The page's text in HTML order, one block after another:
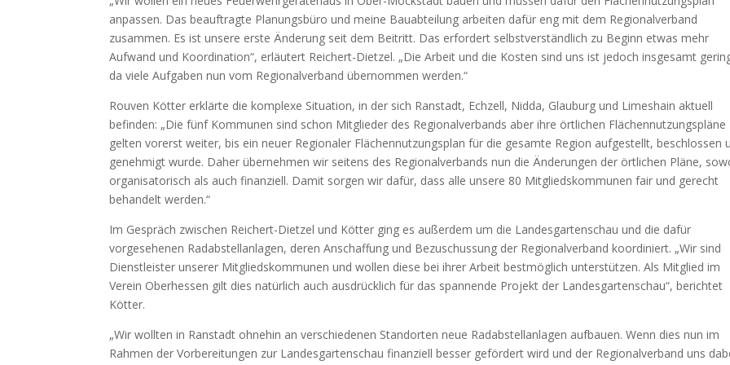
anpassen. Das beauftragte Planungsbüro und meine Bauabteilung arbeiten dafür eng mit dem Regionalverband
zusammen. Es ist unsere erste Änderung seit dem Beitritt. Das erfordert selbstverständlich zu Beginn etwas mehr
Aufwand und Koordination“, erläutert Reichert-Dietzel. „Die Arbeit und die Kosten sind uns ist jedoch insgesamt
da viele Aufgaben nun vom Regionalverband übernommen werden.“
Rouven Kötter erklärte die komplexe Situation, in der sich Ranstadt, Echzell, Nidda, Glauburg und Limeshain aktuell
befinden: „Die fünf Kommunen sind schon Mitglieder des Regionalverbands aber ihre örtlichen Flächennutzungspläne
gelten vorerst weiter, bis ein neuer Regionaler Flächennutzungsplan für die gesamte Region aufgestellt, beschlossen
genehmigt wurde. Daher übernehmen wir seitens des Regionalverbands nun die Änderungen der örtlichen Pläne,
organisatorisch als auch finanziell. Damit sorgen wir dafür, dass alle unsere 80 Mitgliedskommunen fair und gerecht
behandelt werden.“
Im Gespräch zwischen Reichert-Dietzel und Kötter ging es außerdem um die Landesgartenschau und die dafür
vorgesehenen Radabstellanlagen, deren Anschaffung und Bezuschussung der Regionalverband koordiniert. „Wir sind
Dienstleister unserer Mitgliedskommunen und wollen diese bei ihrer Arbeit bestmöglich unterstützen. Als Mitglied im
Verein Oberhessen gilt dies natürlich auch ausdrücklich für das spannende Projekt der Landesgartenschau“, berichtet
Kötter.
„Wir wollten in Ranstadt ohnehin an verschiedenen Standorten neue Radabstellanlagen aufbauen. Wenn dies nun im
Rahmen der Vorbereitungen zur Landesgartenschau finanziell besser gefördert wird und der Regionalverband uns